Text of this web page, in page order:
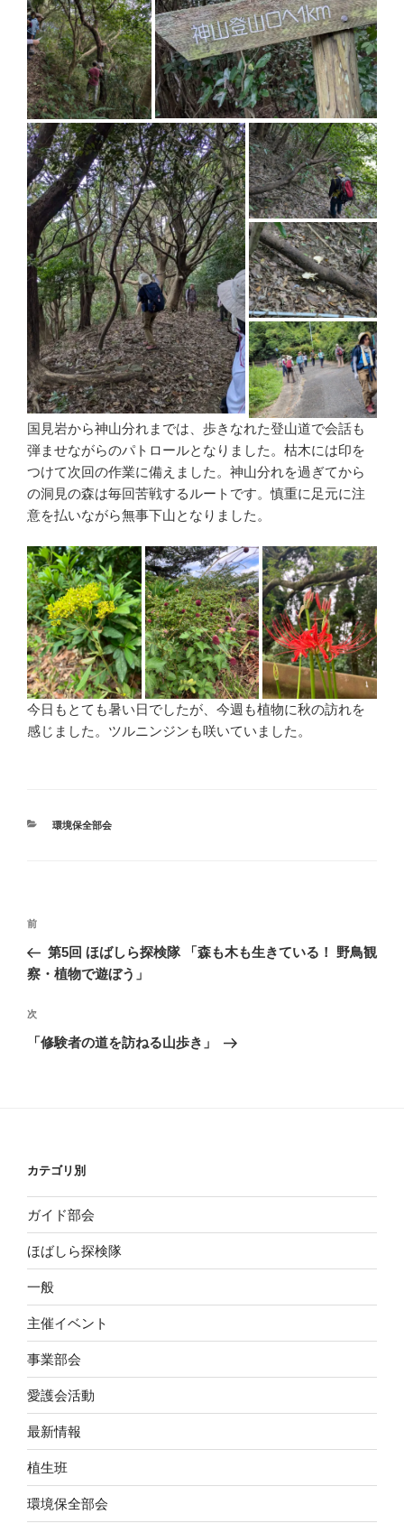
国見岩から神山分れまでは、歩きなれた登山道で会話も
弾ませながらのパトロールとなりました。枯木には印を
つけて次回の作業に備えました。神山分れを過ぎてから
の洞見の森は毎回苦戦するルートです。慎重に足元に注
意を払いながら無事下山となりました。
今日もとても暑い日でしたが、今週も植物に秋の訪れを
感じました。ツルニンジンも咲いていました。
カ
環境保全部会
投
ナ
ゲ
ー
前
の
投
前
第5回 ほばしら探検隊 「森も木も生きている！ 野鳥観
察・植物で遊ぼう」
次
の
次
「修験者の道を訪ねる山歩き」
カテゴリ別
ガイド部会
ほばしら探検隊
一般
主催イベント
事業部会
愛護会活動
最新情報
植生班
環境保全部会